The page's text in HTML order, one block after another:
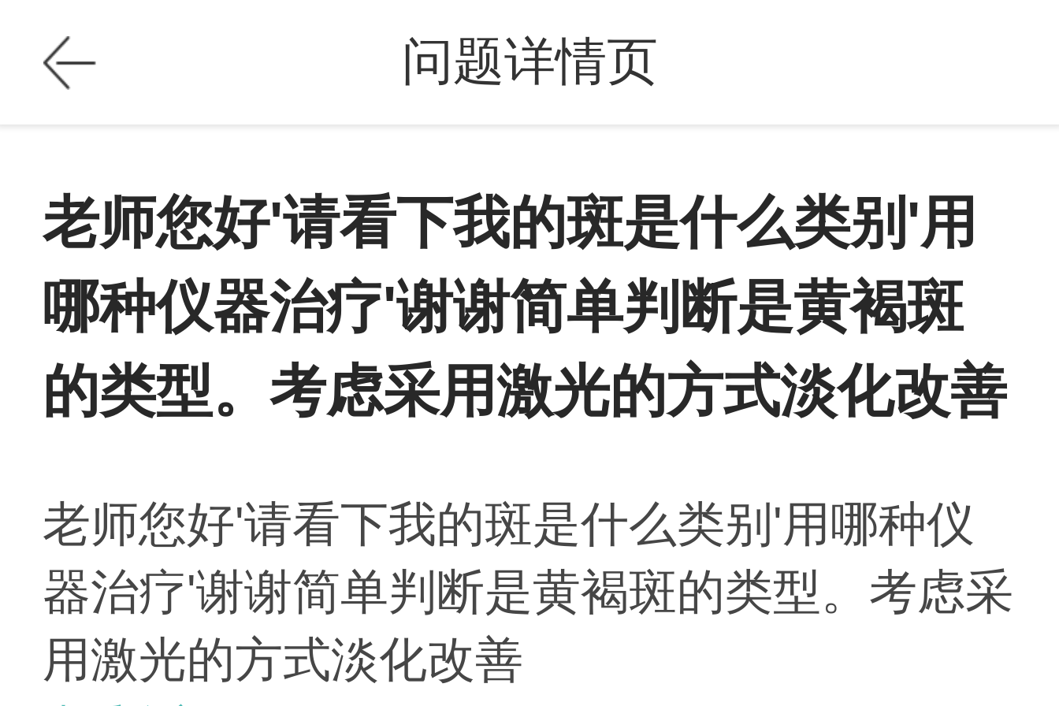
问题详情页
老师您好'请看下我的斑是什么类别'用
哪种仪器治疗'谢谢简单判断是黄褐斑
的类型。考虑采用激光的方式淡化改善
老师您好'请看下我的斑是什么类别'用哪种仪
器治疗'谢谢简单判断是黄褐斑的类型。考虑采
用激光的方式淡化改善